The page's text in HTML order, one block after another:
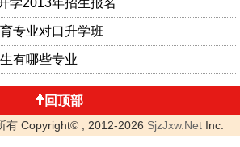
学2013年招生报名
专业对口升学班
有哪些专业
回顶部
有 Copyright© ; 2012-2026 SjzJxw.NetInc.